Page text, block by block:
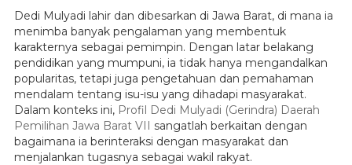
Dedi Mulyadi lahir dan dibesarkan di Jawa Barat, di mana ia
menimba banyak pengalaman yang membentuk
karakternya sebagai pemimpin. Dengan latar belakang
pendidikan yang mumpuni, ia tidak hanya mengandalkan
popularitas, tetapi juga pengetahuan dan pemahaman
mendalam tentang isu-isu yang dihadapi masyarakat.
Dalam konteks ini, Profil Dedi Mulyadi (Gerindra) Daerah
Pemilihan Jawa Barat VII sangatlah berkaitan dengan
bagaimana ia berinteraksi dengan masyarakat dan
menjalankan tugasnya sebagai wakil rakyat.